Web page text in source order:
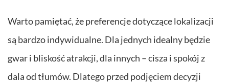
Warto pamiętać, że preferencje dotyczące lokalizacji
są bardzo indywidualne. Dla jednych idealny będzie
gwar i bliskość atrakcji, dla innych – cisza i spokój z
dala od tłumów. Dlatego przed podjęciem decyzji